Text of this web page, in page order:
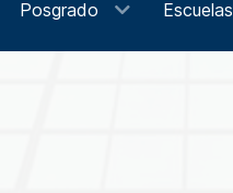
Posgrado Escuelas